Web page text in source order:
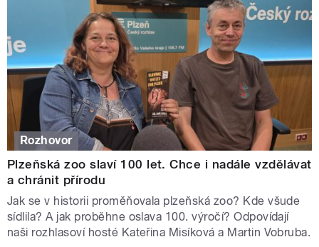
Rozhovor
Plzeňská zoo slaví 100 let. Chce i nadále vzdělávat
a chránit přírodu
Jak se v historii proměňovala plzeňská zoo? Kde všude
sídlila? A jak proběhne oslava 100. výročí? Odpovídají
naši rozhlasoví hosté Kateřina Misíková a Martin Vobruba.